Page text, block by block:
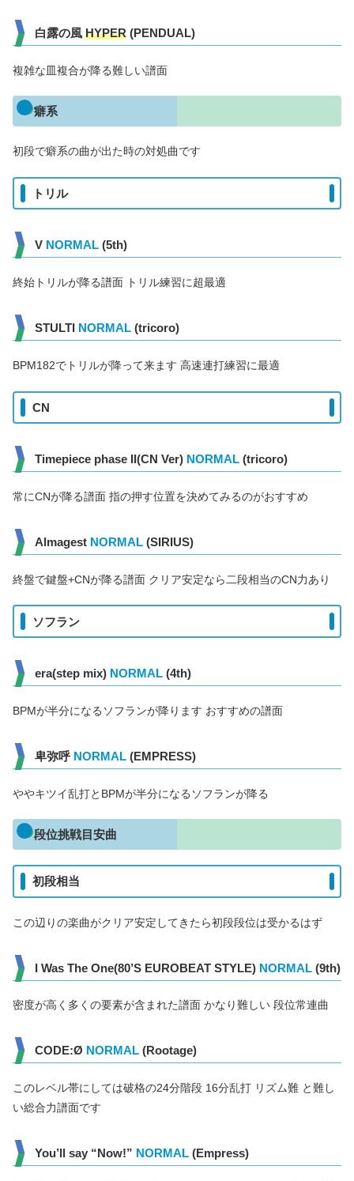
白露の風 HYPER (PENDUAL)
複雑な皿複合が降る難しい譜面
癖系
初段で癖系の曲が出た時の対処曲です
トリル
V NORMAL (5th)
終始トリルが降る譜面 トリル練習に超最適
STULTI NORMAL (tricoro)
BPM182でトリルが降って来ます 高速連打練習に最適
CN
Timepiece phase II(CN Ver) NORMAL (tricoro)
常にCNが降る譜面 指の押す位置を決めてみるのがおすすめ
Almagest NORMAL (SIRIUS)
終盤で鍵盤+CNが降る譜面 クリア安定なら二段相当のCN力あり
ソフラン
era(step mix) NORMAL (4th)
BPMが半分になるソフランが降ります おすすめの譜面
卑弥呼 NORMAL (EMPRESS)
ややキツイ乱打とBPMが半分になるソフランが降る
段位挑戦目安曲
初段相当
この辺りの楽曲がクリア安定してきたら初段段位は受かるはず
I Was The One(80’S EUROBEAT STYLE) NORMAL (9th)
密度が高く多くの要素が含まれた譜面 かなり難しい 段位常連曲
CODE:Ø NORMAL (Rootage)
このレベル帯にしては破格の24分階段 16分乱打 リズム難 と難し
い総合力譜面です
You’ll say “Now!” NORMAL (Empress)